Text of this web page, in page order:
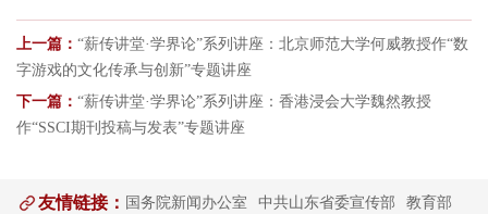
上一篇： “薪传讲堂·学界论”系列讲座：北京师范大学何威教授作“数
字游戏的文化传承与创新”专题讲座
下一篇： “薪传讲堂·学界论”系列讲座：香港浸会大学魏然教授
作“SSCI期刊投稿与发表”专题讲座
友情链接： 国务院新闻办公室 中共山东省委宣传部
教育部